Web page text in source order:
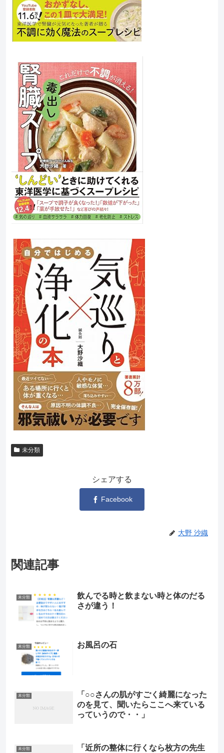
未分類
シェアする
Facebook
大野 沙織
関連記事
未分類
飲んでる時と飲まない時と体のだる
さが違う！
未分類 お風呂の石
未分類
「○○さんの肌がすごく綺麗になった
のを見て、聞いたらここへ来ている
っていうので・・」
未分類
「近所の整体に行くなら枚方の先生